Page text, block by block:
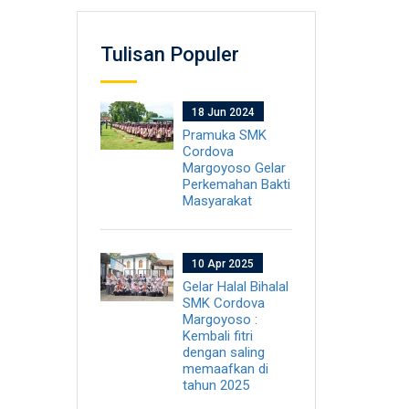
Tulisan Populer
18 Jun 2024
Pramuka SMK
Cordova
Margoyoso Gelar
Perkemahan Bakti
Masyarakat
10 Apr 2025
Gelar Halal Bihalal
SMK Cordova
Margoyoso :
Kembali fitri
dengan saling
memaafkan di
tahun 2025